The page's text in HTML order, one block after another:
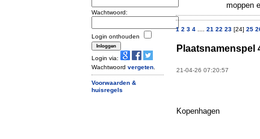
Wachtwoord:
Login onthouden
Login via:
Wachtwoord vergeten
Voorwaarden &
huisregels
moppen
1 2 3 4 .... 21 22 23 [24] 25
Plaatsnamenspel
21-04-26 07:20:57
Kopenhagen